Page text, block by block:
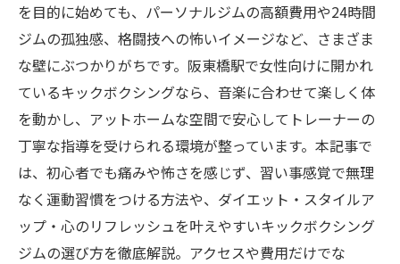
を目的に始めても、パーソナルジムの高額費用や24時間
ジムの孤独感、格闘技への怖いイメージなど、さまざま
な壁にぶつかりがちです。阪東橋駅で女性向けに開かれ
ているキックボクシングなら、音楽に合わせて楽しく体
を動かし、アットホームな空間で安心してトレーナーの
丁寧な指導を受けられる環境が整っています。本記事で
は、初心者でも痛みや怖さを感じず、習い事感覚で無理
なく運動習慣をつける方法や、ダイエット・スタイルア
ップ・心のリフレッシュを叶えやすいキックボクシング
ジムの選び方を徹底解説。アクセスや費用だけでな